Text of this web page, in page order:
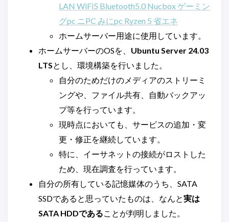
LAN WiFi5 Bluetooth5.0 Nucbox ゲーミン
グpc ニPC みにpc Ryzen 5 省エネ
ホームサーバー用途に使用しています。
ホームサーバーのOSを、 Ubuntu Server 24.03
LTS とし、環境構築を行いました。
自分のためだけのメディアのストリーミ
ングや、ファイル共有、自動バックアッ
プ等を行っています。
現時点においても、サービスの追加・変
更・修正を継続しています。
特に、イーサネットの接続がロストした
ため、現在調査を行っています。
自分の所有している記憶媒体のうち、SATA
SSDであると思っていたものは、なんと実は
SATA HDDである ことが判明しました。